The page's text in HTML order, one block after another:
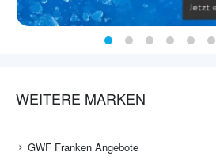
WEITERE MARKEN
GWF Franken Angebote